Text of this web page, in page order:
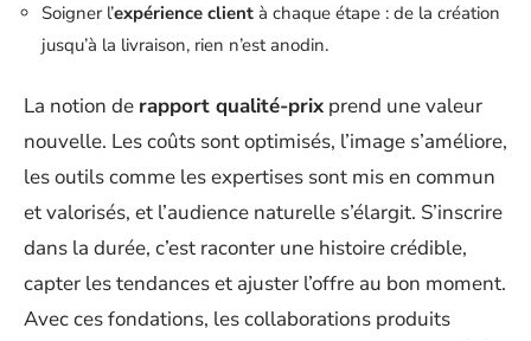
Soigner l’expérience client à chaque étape : de la création
jusqu’à la livraison, rien n’est anodin.
La notion de rapport qualité-prix prend une valeur
nouvelle. Les coûts sont optimisés, l’image s’améliore,
les outils comme les expertises sont mis en commun
et valorisés, et l’audience naturelle s’élargit. S’inscrire
dans la durée, c’est raconter une histoire crédible,
capter les tendances et ajuster l’offre au bon moment.
Avec ces fondations, les collaborations produits